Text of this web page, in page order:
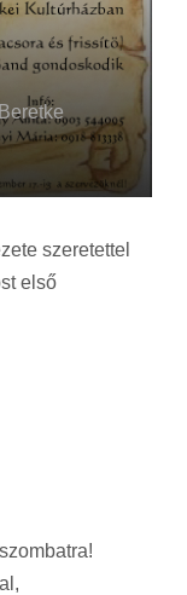
szeretettel
első